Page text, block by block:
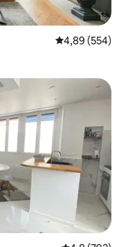
Vidutinis
4,89 (554)